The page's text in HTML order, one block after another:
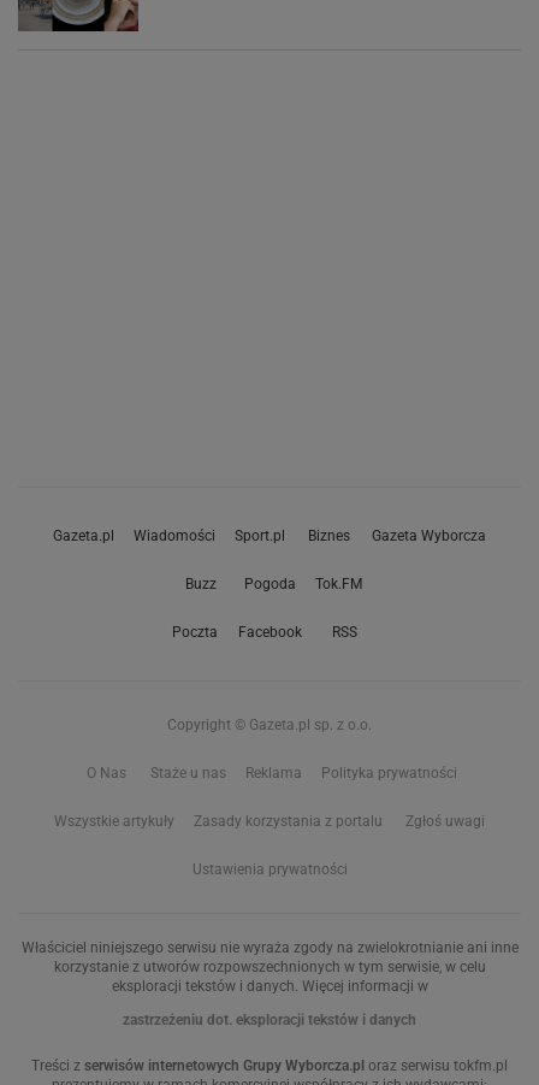
Gazeta.pl Wiadomości Sport.pl Biznes Gazeta Wyborcza
Buzz Pogoda Tok.FM
Poczta Facebook RSS
Copyright © Gazeta.pl sp. z o.o.
O Nas Staże u nas Reklama Polityka prywatności
Wszystkie artykuły Zasady korzystania z portalu Zgłoś uwagi
Ustawienia prywatności
Właściciel niniejszego serwisu nie wyraża zgody na zwielokrotnianie ani inne
korzystanie z utworów rozpowszechnionych w tym serwisie, w celu
eksploracji tekstów i danych. Więcej informacji w
zastrzeżeniu dot. eksploracji tekstów i danych
Treści z serwisów internetowych Grupy Wyborcza.pl oraz serwisu tokfm.pl